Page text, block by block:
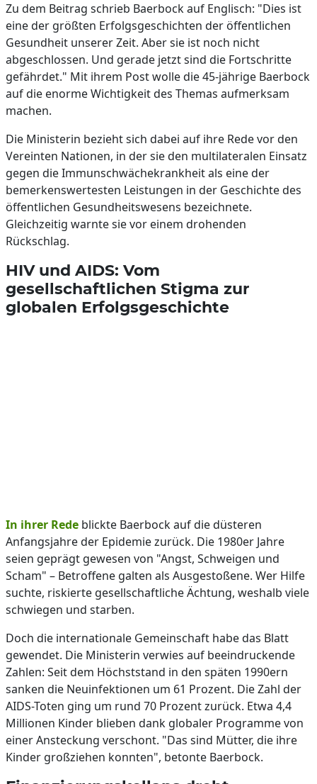
Zu dem Beitrag schrieb Baerbock auf Englisch: "Dies ist
eine der größten Erfolgsgeschichten der öffentlichen
Gesundheit unserer Zeit. Aber sie ist noch nicht
abgeschlossen. Und gerade jetzt sind die Fortschritte
gefährdet." Mit ihrem Post wolle die 45-jährige Baerbock
auf die enorme Wichtigkeit des Themas aufmerksam
machen.
Die Ministerin bezieht sich dabei auf ihre Rede vor den
Vereinten Nationen, in der sie den multilateralen Einsatz
gegen die Immunschwächekrankheit als eine der
bemerkenswertesten Leistungen in der Geschichte des
öffentlichen Gesundheitswesens bezeichnete.
Gleichzeitig warnte sie vor einem drohenden
Rückschlag.
HIV und AIDS: Vom
gesellschaftlichen Stigma zur
globalen Erfolgsgeschichte
In ihrer Rede blickte Baerbock auf die düsteren
Anfangsjahre der Epidemie zurück. Die 1980er Jahre
seien geprägt gewesen von "Angst, Schweigen und
Scham" – Betroffene galten als Ausgestoßene. Wer Hilfe
suchte, riskierte gesellschaftliche Ächtung, weshalb viele
schwiegen und starben.
Doch die internationale Gemeinschaft habe das Blatt
gewendet. Die Ministerin verwies auf beeindruckende
Zahlen: Seit dem Höchststand in den späten 1990ern
sanken die Neuinfektionen um 61 Prozent. Die Zahl der
AIDS-Toten ging um rund 70 Prozent zurück. Etwa 4,4
Millionen Kinder blieben dank globaler Programme von
einer Ansteckung verschont. "Das sind Mütter, die ihre
Kinder großziehen konnten", betonte Baerbock.